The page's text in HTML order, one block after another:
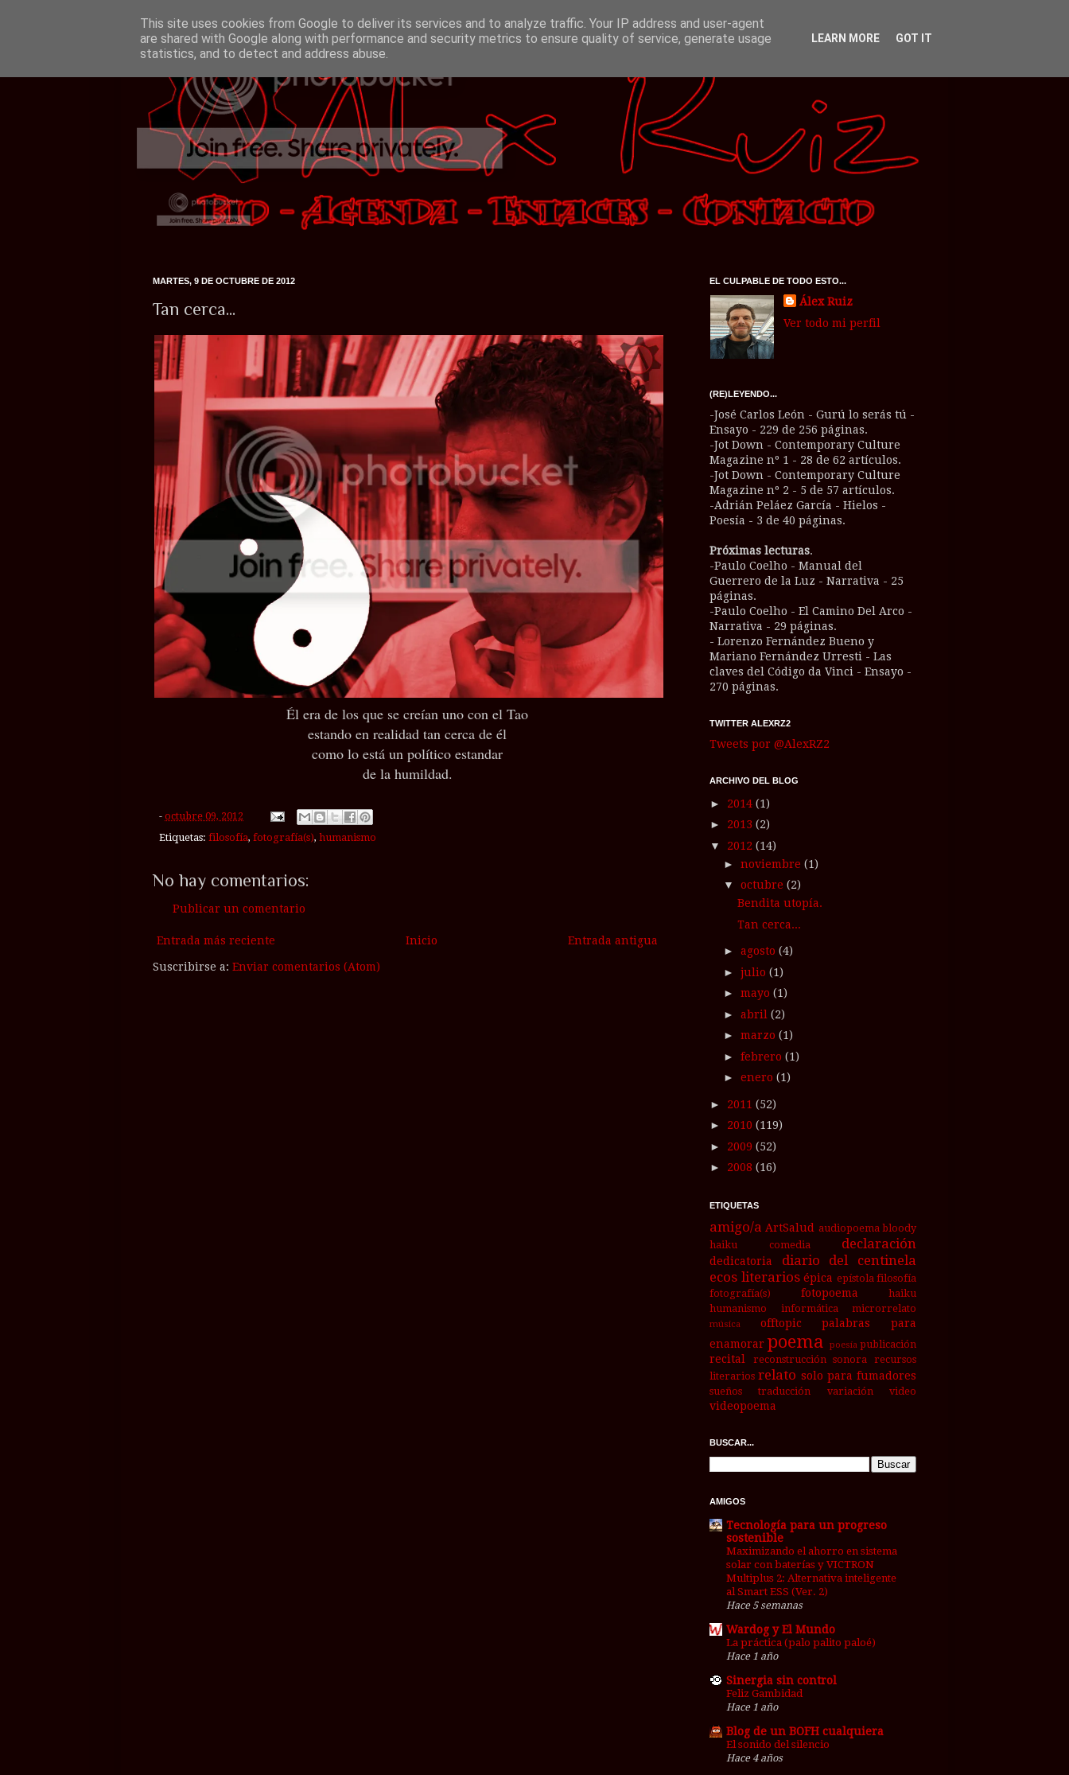
MARTES, 9 DE OCTUBRE DE 2012
Tan cerca...
Él era de los que se creían uno con el Tao
estando en realidad tan cerca de él
como lo está un político estandar
de la humildad.
- octubre 09, 2012
Etiquetas: filosofía, fotografía(s), humanismo
No hay comentarios:
Publicar un comentario
Entrada más reciente Entrada antigua
Inicio
Suscribirse a: Enviar comentarios (Atom)
EL CULPABLE DE TODO ESTO...
Álex Ruiz
Ver todo mi perfil
(RE)LEYENDO...
-José Carlos León - Gurú lo serás tú -
Ensayo - 229 de 256 páginas.
-Jot Down - Contemporary Culture
Magazine nº 1 - 28 de 62 artículos.
-Jot Down - Contemporary Culture
Magazine nº 2 - 5 de 57 artículos.
-Adrián Peláez García - Hielos -
Poesía - 3 de 40 páginas.
Próximas lecturas.
-Paulo Coelho - Manual del
Guerrero de la Luz - Narrativa - 25
páginas.
-Paulo Coelho - El Camino Del Arco -
Narrativa - 29 páginas.
- Lorenzo Fernández Bueno y
Mariano Fernández Urresti - Las
claves del Código da Vinci - Ensayo -
270 páginas.
TWITTER ALEXRZ2
Tweets por @AlexRZ2
ARCHIVO DEL BLOG
► 2014 (1)
► 2013 (2)
▼ 2012 (14)
► noviembre (1)
▼ octubre (2)
Bendita utopía.
Tan cerca...
► agosto (4)
► julio (1)
► mayo (1)
► abril (2)
► marzo (1)
► febrero (1)
► enero (1)
► 2011 (52)
► 2010 (119)
► 2009 (52)
► 2008 (16)
ETIQUETAS
amigo/a ArtSalud audiopoema bloody
haiku
comedia declaración
dedicatoria
diario del centinela
ecos literarios épica epístola filosofía
fotografía(s)
fotopoema
haiku
humanismo
informática microrrelato
música offtopic
palabras para
enamorar poema poesía publicación
recital reconstrucción sonora
recursos
literarios relato solo para fumadores
sueños traducción variación video
videopoema
BUSCAR...
AMIGOS
Tecnología para un progreso
sostenible
Maximizando el ahorro en sistema
solar con baterías y VICTRON
Multiplus 2: Alternativa inteligente
al Smart ESS (Ver. 2)
Hace 5 semanas
Wardog y El Mundo
La práctica (palo palito paloé)
Hace 1 año
Sinergia sin control
Feliz Gambidad
Hace 1 año
Blog de un BOFH cualquiera
El sonido del silencio
Hace 4 años
This site uses cookies from Google to deliver its services and to analyze traffic. Your IP address and user-agent
are shared with Google along with performance and security metrics to ensure quality of service, generate usage
statistics, and to detect and address abuse.
LEARN MORE GOT IT